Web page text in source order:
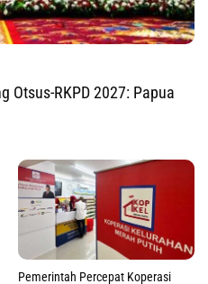
Otsus-RKPD 2027: Papua
Pemerintah Percepat Koperasi